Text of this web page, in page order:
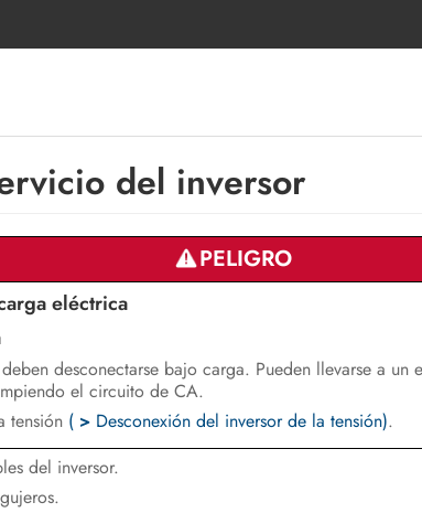
del inversor
PELIGRO
eléctrica
desconectarse bajo carga. Pueden llevarse a un
el circuito de CA.
tensión ( > Desconexión del inversor de la tensión).
del inversor.